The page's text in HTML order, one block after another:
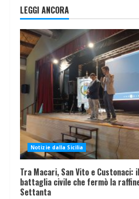
LEGGI ANCORA
Notizie dalla Sicilia
Tra Macari, San Vito e Custonaci:
battaglia civile che fermò la
Settanta